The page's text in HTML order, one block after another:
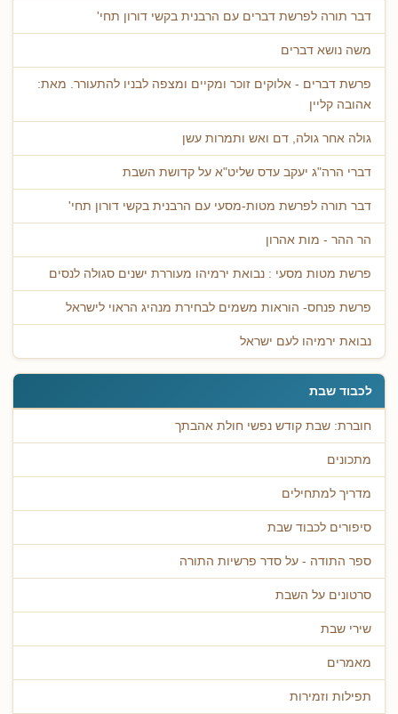
דבר תורה לפרשת דברים עם הרבנית בקשי דורון תחי'
משה נושא דברים
פרשת דברים - אלוקים זוכר ומקיים ומצפה לבניו להתעורר. מאת:
אהובה קליין
גולה אחר גולה, דם ואש ותמרות עשן
דברי הרה"ג יעקב עדס שליט"א על קדושת השבת
דבר תורה לפרשת מטות-מסעי עם הרבנית בקשי דורון תחי'
הר ההר - מות אהרון
פרשת מטות מסעי : נבואת ירמיהו מעוררת ישנים סגולה לנסים
פרשת פנחס- הוראות משמים לבחירת מנהיג הראוי לישראל
נבואת ירמיהו לעם ישראל
לכבוד שבת
חוברת: שבת קודש נפשי חולת אהבתך
מתכונים
מדריך למתחילים
סיפורים לכבוד שבת
ספר התודה - על סדר פרשיות התורה
סרטונים על השבת
שירי שבת
מאמרים
תפילות וזמירות